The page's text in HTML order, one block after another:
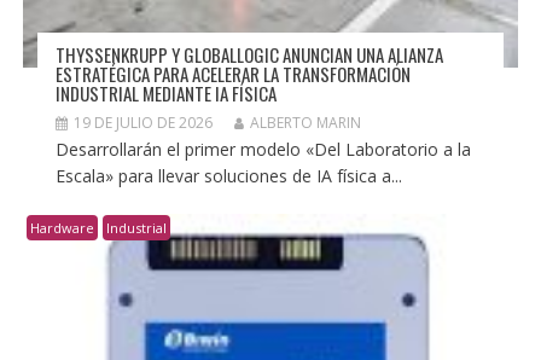
THYSSENKRUPP Y GLOBALLOGIC ANUNCIAN UNA ALIANZA
ESTRATÉGICA PARA ACELERAR LA TRANSFORMACIÓN
INDUSTRIAL MEDIANTE IA FÍSICA
19 DE JULIO DE 2026 ALBERTO MARIN
Desarrollarán el primer modelo «Del Laboratorio a la
Escala» para llevar soluciones de IA física a...
Hardware Industrial